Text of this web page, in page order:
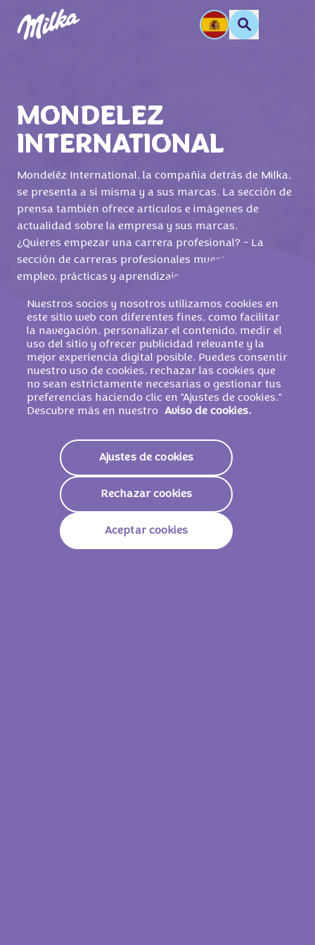
MONDELEZ
INTERNATIONAL
Mondelēz International, la compañía detrás de Milka,
se presenta a sí misma y a sus marcas. La sección de
prensa también ofrece artículos e imágenes de
actualidad sobre la empresa y sus marcas.
¿Quieres empezar una carrera profesional? - La
sección de carreras profesionales muestra ofertas de
empleo, prácticas y aprendizaje.
Página web
Nuestros socios y nosotros utilizamos cookies en
este sitio web con diferentes fines, como facilitar
la navegación, personalizar el contenido, medir el
uso del sitio y ofrecer publicidad relevante y la
mejor experiencia digital posible. Puedes consentir
nuestro uso de cookies, rechazar las cookies que
no sean estrictamente necesarias o gestionar tus
preferencias haciendo clic en "Ajustes de cookies."
Descubre más en nuestro
Aviso de cookies.
Ajustes de cookies
Rechazar cookies
Aceptar cookies